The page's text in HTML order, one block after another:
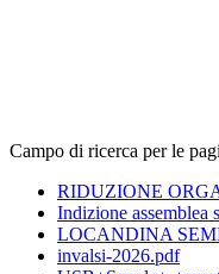
Campo di ricerca per le
RIDUZIONE
Indizione assemblea
LOCANDINA
invalsi-2026.pdf